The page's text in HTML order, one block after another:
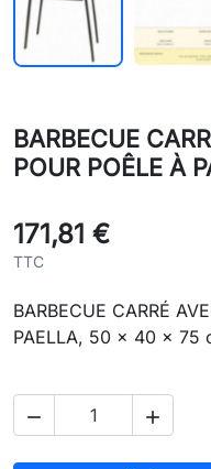
BARBECUE
POUR POÊLE À
171,81 €
TTC
BARBECUE CARRÉ
PAELLA, 50 x 40 x 75
 